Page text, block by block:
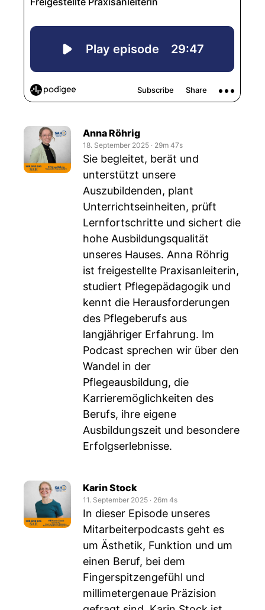
Anna Röhrig
18. September 2025 ‧ 29m 47s
Sie begleitet, berät und
unterstützt unsere
Auszubildenden, plant
Unterrichtseinheiten, prüft
Lernfortschritte und sichert die
hohe Ausbildungsqualität
unseres Hauses. Anna Röhrig
ist freigestellte Praxisanleiterin,
studiert Pflegepädagogik und
kennt die Herausforderungen
des Pflegeberufs aus
langjähriger Erfahrung. Im
Podcast sprechen wir über den
Wandel in der
Pflegeausbildung, die
Karrieremöglichkeiten des
Berufs, ihre eigene
Ausbildungszeit und besondere
Erfolgserlebnisse.
Karin Stock
11. September 2025 ‧ 26m 4s
In dieser Episode unseres
Mitarbeiterpodcasts geht es
um Ästhetik, Funktion und um
einen Beruf, bei dem
Fingerspitzengefühl und
millimetergenaue Präzision